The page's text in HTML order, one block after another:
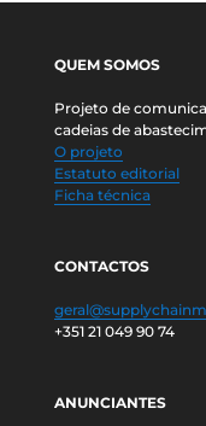
QUEM SOMOS
Projeto de
cadeias de
O projeto
Estatuto editorial
Ficha técnica
CONTACTOS
+351 21 049 90 74
ANUNCIANTES